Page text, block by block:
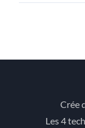
Crée
Les 4